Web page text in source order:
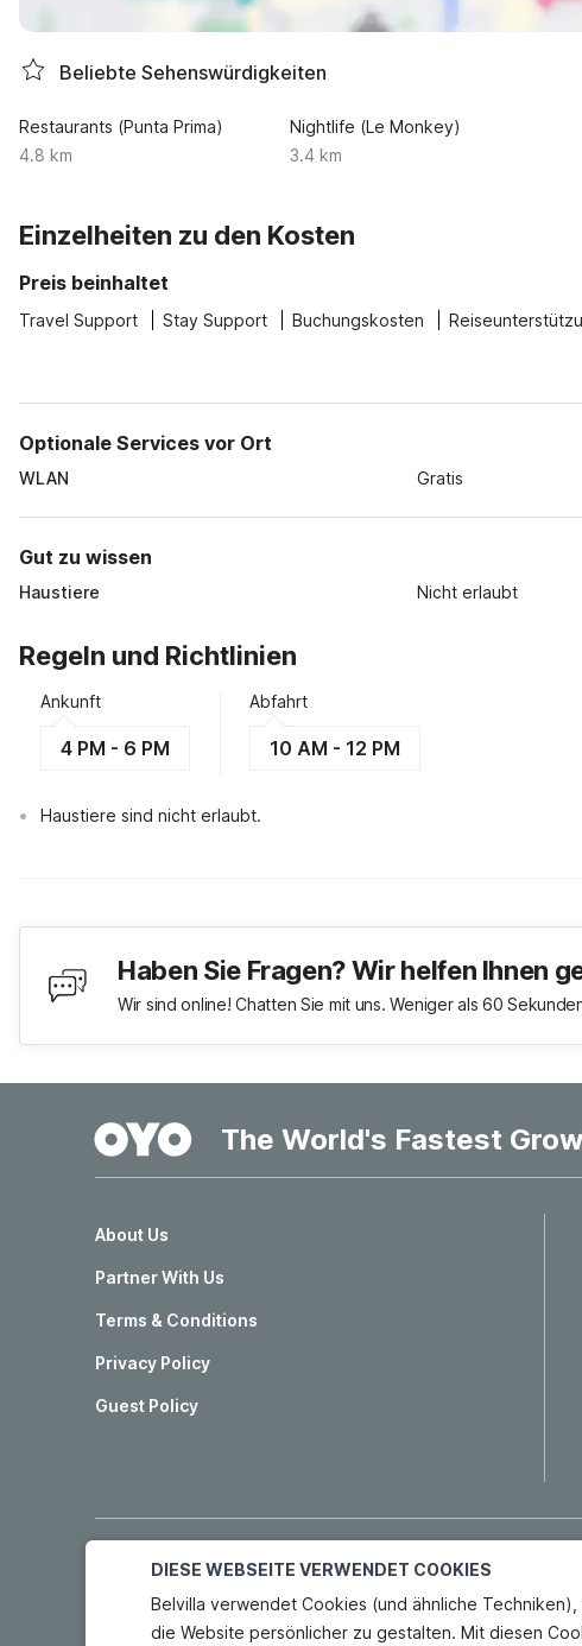
DIESE WEBSEITE VERWENDET COOKIES
Belvilla verwendet Cookies (und ähnliche
die Website persönlicher zu gestalten. Mit diesen
Beliebte Sehenswürdigkeiten
Restaurants (Punta Prima)
4.8 km
Nightlife (Le Monkey)
3.4 km
Einzelheiten zu den Kosten
Preis beinhaltet
Travel Support Stay Support Buchungskosten
Optionale Services vor Ort
WLAN Gratis
Gut zu wissen
Haustiere Nicht erlaubt
Regeln und Richtlinien
Ankunft
4 PM - 6 PM
Abfahrt
10 AM - 12 PM
Haustiere sind nicht erlaubt.
Haben Sie Fragen? Wir helfen Ihnen
Wir sind online! Chatten Sie mit uns. Weniger als 60
The World's Fastest
About Us
Partner With Us
Terms & Conditions
Privacy Policy
Guest Policy
OYO HOTELS
Hotels in Madrid Hotels in Granada